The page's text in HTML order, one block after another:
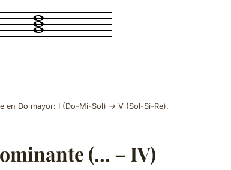
en Do mayor: I (Do-Mi-Sol) → V (Sol-Si-Re).
(… – IV)